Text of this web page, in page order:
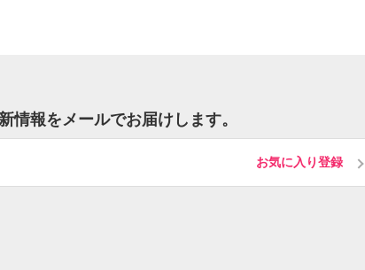
情報をメールでお届けします。
お気に入り登録